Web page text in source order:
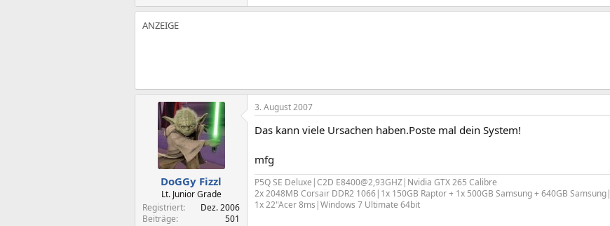
DoGGy Fizzl
Lt. Junior Grade
Registriert
Dez. 2006
Beiträge
501
3. August 2007
Das kann viele Ursachen haben.Poste mal dein System!
mfg
P5Q SE Deluxe|C2D E8400@2,93GHZ|Nvidia GTX 265 Calibre
2x 2048MB Corsair DDR2 1066|1x 150GB Raptor + 1x 500GB Samsung + 640GB Samsung|
1x 22"Acer 8ms|Windows 7 Ultimate 64bit